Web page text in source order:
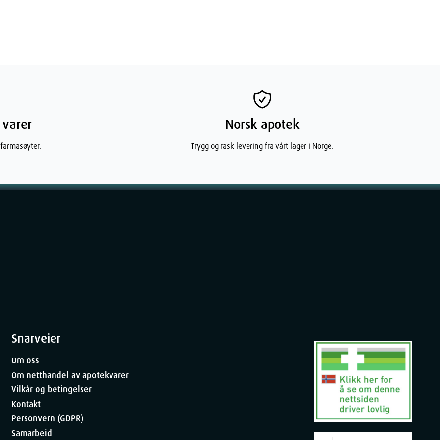
solbærsaft, vann, bjørnebær-
eplesaftkonsentrat;
nypeekstrakt.
Norsk apotek
Trygg og rask levering fra vårt lager i Norge.
Snarveier
Om oss
Om netthandel av apotekvarer
Vilkår og betingelser
Kontakt
Personvern (GDPR)
Samarbeid